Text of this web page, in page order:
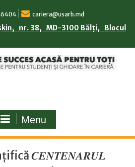
cariera@usarb.md
nr. 38, MD-3100 Bălți, Blocul
Menu
𝑪𝑬𝑵𝑻𝑬𝑵𝑨𝑹𝑼𝑳